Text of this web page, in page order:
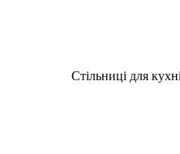
Стільниці для кухні